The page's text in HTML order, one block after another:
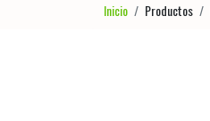
Inicio Productos